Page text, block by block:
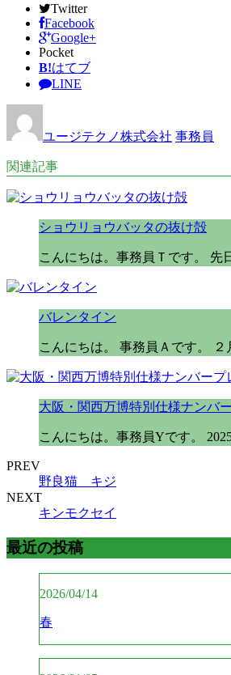
Twitter
Facebook
Google+
Pocket
B!はてブ
LINE
ユージテクノ株式会社 事務員
関連記事
ショウリョウバッタの抜け殻
こんにちは。事務員Ｔです。
バレンタイン
こんにちは。 事務員Ａです。
大阪・関西万博特別仕様ナンバ
こんにちは。事務員Yです。
PREV
野良猫 キジ
NEXT
キンモクセイ
最近の投稿
2026/04/14
春